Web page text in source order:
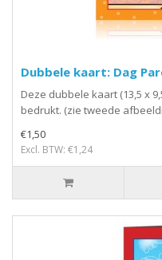
Dubbele kaart: Dag
Deze dubbele kaart (13,5 x
bedrukt. (zie tweede
€1,50
Excl. BTW: €1,24